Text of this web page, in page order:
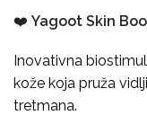
❤️ Yagoot Skin
Inovativna
kože koja pruža
tretmana.